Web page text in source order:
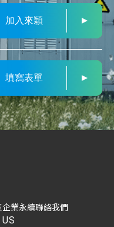
加入來穎
填寫表單
企業永續聯絡我們